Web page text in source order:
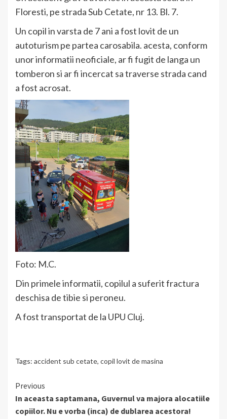
Floresti, pe strada Sub Cetate, nr 13. Bl. 7.
Un copil in varsta de 7 ani a fost lovit de un
autoturism pe partea carosabila. acesta, conform
unor informatii neoficiale, ar fi fugit de langa un
tomberon si ar fi incercat sa traverse strada cand
a fost acrosat.
Foto: M.C.
Din primele informatii, copilul a suferit fractura
deschisa de tibie si peroneu.
A fost transportat de la UPU Cluj.
Tags: accident sub cetate, copil lovit de masina
Continue
Reading
Previous
In aceasta saptamana, Guvernul va majora alocatiile
copiilor. Nu e vorba (inca) de dublarea acestora!